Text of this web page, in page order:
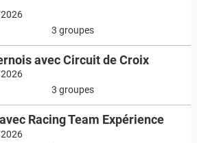
3 groupes
avec Circuit de Croix
3 groupes
Racing Team Expérience